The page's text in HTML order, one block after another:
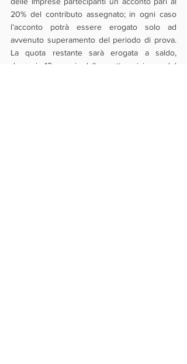
20% del contributo assegnato; in ogni caso
l’acconto potrà essere erogato solo ad
avvenuto superamento del periodo di prova.
La quota restante sarà erogata a saldo,
decorsi 12 mesi dalla sottoscrizione del